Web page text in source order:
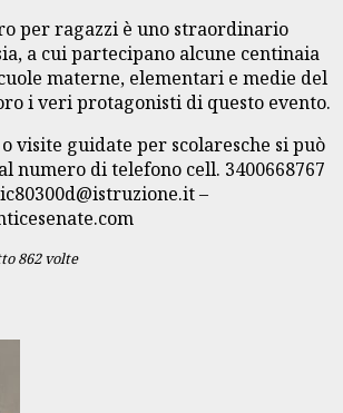
per ragazzi è uno straordinario
a cui partecipano alcune centinaia
materne, elementari e medie del
i veri protagonisti di questo evento.
visite guidate per scolaresche si può
numero di telefono cell. 3400668767
–
862 volte